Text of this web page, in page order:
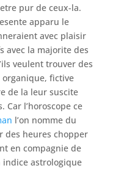
pur de ceux-la.
apparu le
avec plaisir
avec la majorite des
veulent trouver des
organique, fictive
de la leur suscite
l’horoscope ce
l’on nomme du
des heures chopper
en compagnie de
indice astrologique